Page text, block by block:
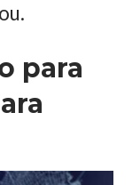
para